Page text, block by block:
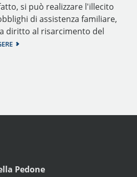
si può realizzare l'illecito
di assistenza familiare,
diritto al risarcimento del
Pedone